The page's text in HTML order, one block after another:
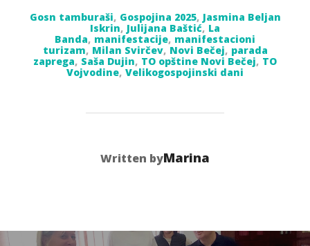
Gosn tamburaši, Gospojina 2025, Jasmina Beljan
Iskrin, Julijana Baštić, La
Banda, manifestacije, manifestacioni
turizam, Milan Svirčev, Novi Bečej, parada
zaprega, Saša Dujin, TO opštine Novi Bečej, TO
Vojvodine, Velikogospojinski dani
POST AUTHOR
Written byMarina